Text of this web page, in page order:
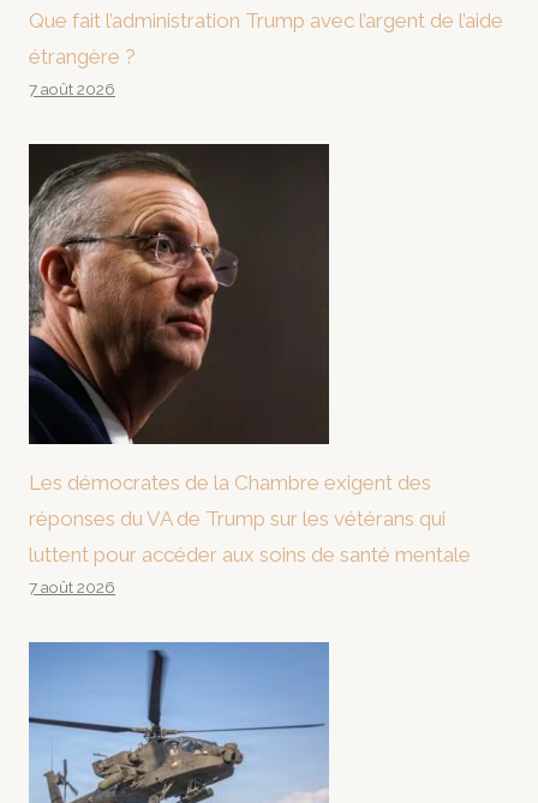
Que fait l’administration Trump avec l’argent de l’aide
étrangère ?
7 août 2026
Les démocrates de la Chambre exigent des
réponses du VA de Trump sur les vétérans qui
luttent pour accéder aux soins de santé mentale
7 août 2026